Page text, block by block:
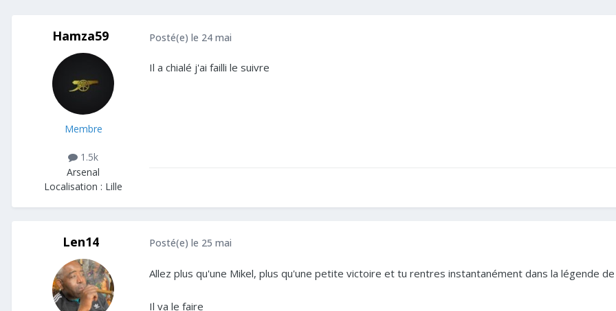
Hamza59
Membre
1.5k
Arsenal
Localisation : Lille
Posté(e) le 24 mai
Il a chialé j'ai failli le suivre
Len14 Posté(e) le 25 mai
Allez plus qu'une Mikel, plus qu'une petite victoire et tu rentres instantanément dans la légende
Il va le faire